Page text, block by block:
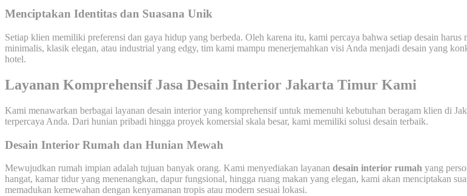
Menciptakan Identitas dan Suasana Unik
Setiap klien memiliki preferensi dan gaya hidup yang berbeda. Oleh karena itu, kami percaya bahwa setiap desain
minimalis, klasik elegan, atau industrial yang edgy, tim kami mampu menerjemahkan visi Anda menjadi desain yang
hotel.
Layanan Komprehensif Jasa Desain Interior Jakarta Timur Kami
Kami menawarkan berbagai layanan desain interior yang komprehensif untuk memenuhi kebutuhan beragam klien di
terpercaya Anda. Dari hunian pribadi hingga proyek komersial skala besar, kami memiliki solusi desain terbaik.
Desain Interior Rumah dan Hunian Mewah
Mewujudkan rumah impian adalah tujuan banyak orang. Kami menyediakan layanan desain interior rumah yang
hangat, kamar tidur yang menenangkan, dapur fungsional, hingga ruang makan yang elegan, kami akan menciptakan
memadukan kemewahan dengan kenyamanan tropis atau modern sesuai lokasi.